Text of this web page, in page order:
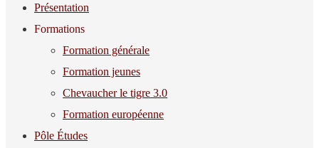
Présentation
Formations
Formation générale
Formation jeunes
Chevaucher le tigre 3.0
Formation européenne
Pôle Études